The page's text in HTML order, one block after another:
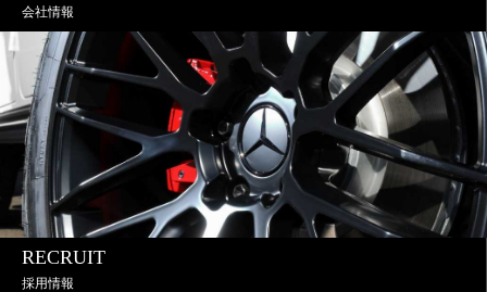
会社情報
RECRUIT
採用情報